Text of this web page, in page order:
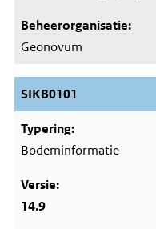
Geonovum
SIKB0101
Bodeminformatie
14.9